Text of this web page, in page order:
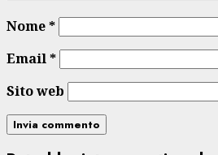
Nome*
Email*
Sito web